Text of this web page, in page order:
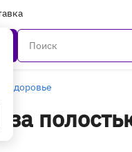
здоровье